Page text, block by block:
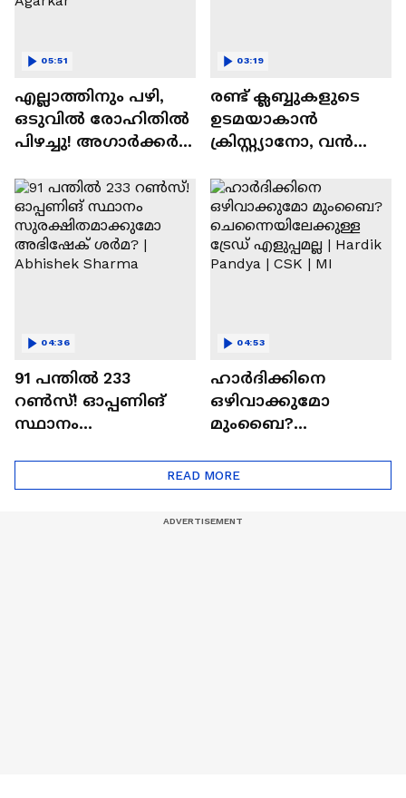
എല്ലാത്തിനും പഴി,
ഒടുവില്‍ രോഹിതില്‍
പിഴച്ചു! അഗാര്‍ക്കർ
വിപ്ലവകാരിയോ? |
Ajit Agarkar
05:51
രണ്ട്‌ ക്ലബ്ബുകളുടെ
ഉടമയാകാന്‍
ക്രിസ്റ്റ്യാനോ, വന്‍
പദ്ധതികള്‍ | Cristiano
Ronaldo
03:19
91 പന്തില്‍ 233
റണ്‍സ്! ഓപ്പണിങ്
സ്ഥാനം
അഭിഷേക് ശർമ? |
Abhishek Sharma
04:36
ഹാർദിക്കിനെ
ഒഴിവാക്കുമോ
മുംബൈ?
ട്രേഡ് എളുപ്പമല്ല |
Hardik Pandya | CSK |
04:53
READ MORE